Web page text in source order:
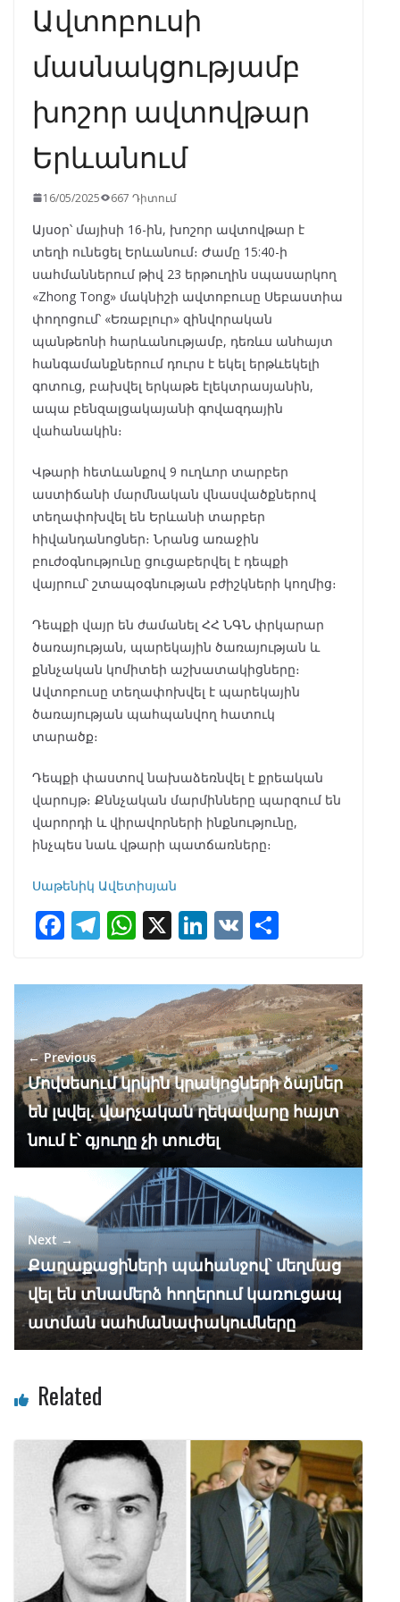
Ավտոբուսի
մասնակցությամբ
խոշոր ավտովթար
Երևանում
16/05/2025 667 Դիտում
Այսօր՝ մայիսի 16-ին, խոշոր ավտովթար է
տեղի ունեցել Երևանում։ Ժամը 15:40-ի
սահմաններում թիվ 23 երթուղին սպասարկող
«Zhong Tong» մակնիշի ավտոբուսը Սեբաստիա
փողոցում՝ «Եռաբլուր» զինվորական
պանթեոնի հարևանությամբ, դեռևս անհայտ
հանգամանքներում դուրս է եկել երթևեկելի
գոտուց, բախվել երկաթե էլեկտրասյանին,
ապա բենզալցակայանի գովազդային
վահանակին։
Վթարի հետևանքով 9 ուղևոր տարբեր
աստիճանի մարմնական վնասվածքներով
տեղափոխվել են Երևանի տարբեր
հիվանդանոցներ։ Նրանց առաջին
բուժօգնությունը ցուցաբերվել է դեպքի
վայրում՝ շտապօգնության բժիշկների կողմից։
Դեպքի վայր են ժամանել ՀՀ ՆԳՆ փրկարար
ծառայության, պարեկային ծառայության և
քննչական կոմիտեի աշխատակիցները։
Ավտոբուսը տեղափոխվել է պարեկային
ծառայության պահպանվող հատուկ
տարածք։
Դեպքի փաստով նախաձեռնվել է քրեական
վարույթ։ Քննչական մարմինները պարզում են
վարորդի և վիրավորների ինքնությունը,
ինչպես նաև վթարի պատճառները։
Սաթենիկ Ավետիսյան
F
e
b
o
o
k
T
e
gr
a
m
W
at
s
A
p
p
X Li
k
e
dI
n
V
ar
e
← Previous
Մովսեսում կրկին կրակոցների ձայներ
են լսվել. վարչական ղեկավարը հայտ
նում է՝ գյուղը չի տուժել
Next →
Քաղաքացիների պահանջով՝ մեղմաց
վել են տնամերձ հողերում կառուցապ
ատման սահմանափակումները
Related